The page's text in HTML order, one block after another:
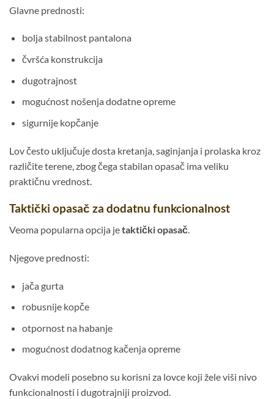
Glavne prednosti:
bolja stabilnost pantalona
čvršća konstrukcija
dugotrajnost
mogućnost nošenja dodatne opreme
sigurnije kopčanje
Lov često uključuje dosta kretanja, saginjanja i prolaska kroz
različite terene, zbog čega stabilan opasač ima veliku
praktičnu vrednost.
Taktički opasač za dodatnu funkcionalnost
Veoma popularna opcija jetaktički opasač.
Njegove prednosti:
jača gurta
robusnije kopče
otpornost na habanje
mogućnost dodatnog kačenja opreme
Ovakvi modeli posebno su korisni za lovce koji žele viši nivo
funkcionalnosti i dugotrajniji proizvod.